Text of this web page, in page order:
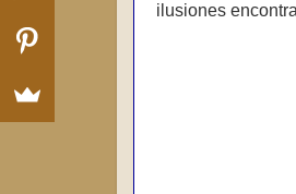
ilusiones